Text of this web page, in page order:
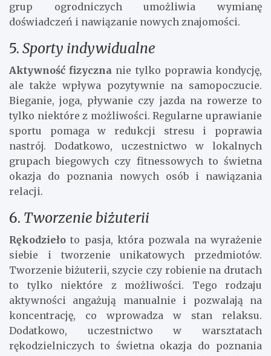
4. Uprawa roślin
Ogrodnictwoto hobby, które pozwala na kontakt z
naturą i daje poczucie spełnienia. Niezależnie od
tego, czy posiadasz ogród, czy tylko kilka doniczek
na balkonie, pielęgnacja roślin może być niezwykle
relaksująca. Dodatkowo, dołączenie do lokalnych
grup ogrodniczych umożliwia wymianę
doświadczeń i nawiązanie nowych znajomości.
5. Sporty indywidualne
Aktywność fizycznanie tylko poprawia kondycję,
ale także wpływa pozytywnie na samopoczucie.
Bieganie, joga, pływanie czy jazda na rowerze to
tylko niektóre z możliwości. Regularne uprawianie
sportu pomaga w redukcji stresu i poprawia
nastrój. Dodatkowo, uczestnictwo w lokalnych
grupach biegowych czy fitnessowych to świetna
okazja do poznania nowych osób i nawiązania